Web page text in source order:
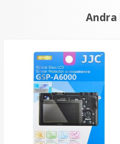
Andra